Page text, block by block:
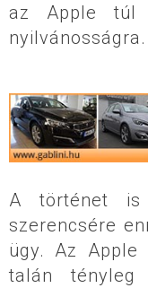
az Apple túl
nyilvánosságra.
A történet
szerencsére
ügy. Az Apple
talán tényleg